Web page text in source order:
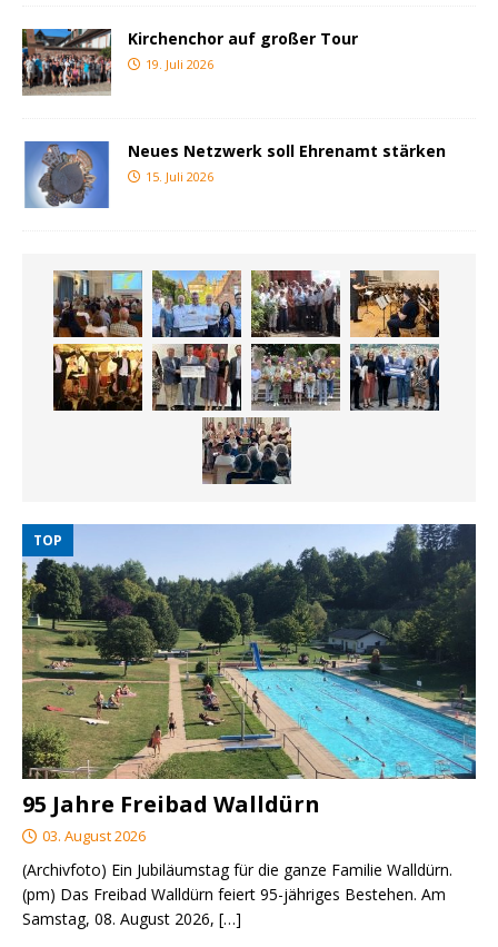
Kirchenchor auf großer Tour
19. Juli 2026
Neues Netzwerk soll Ehrenamt stärken
15. Juli 2026
TOP
95 Jahre Freibad Walldürn
03. August 2026
(Archivfoto) Ein Jubiläumstag für die ganze Familie Walldürn.
(pm) Das Freibad Walldürn feiert 95-jähriges Bestehen. Am
Samstag, 08. August 2026, […]